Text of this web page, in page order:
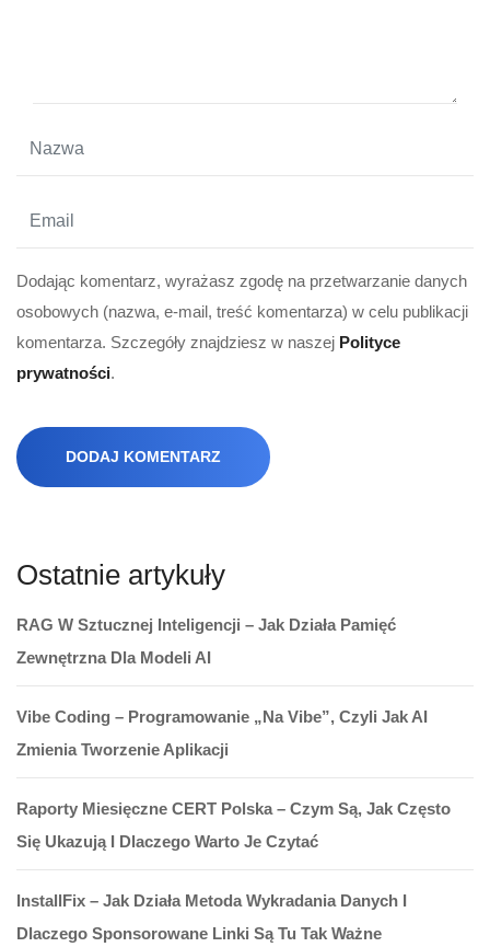
Dodając komentarz, wyrażasz zgodę na przetwarzanie danych
osobowych (nazwa, e-mail, treść komentarza) w celu publikacji
komentarza. Szczegóły znajdziesz w naszej Polityce
prywatności.
DODAJ KOMENTARZ
Ostatnie artykuły
RAG W Sztucznej Inteligencji – Jak Działa Pamięć
Zewnętrzna Dla Modeli AI
Vibe Coding – Programowanie „na Vibe”, Czyli Jak AI
Zmienia Tworzenie Aplikacji
Raporty Miesięczne CERT Polska – Czym Są, Jak Często
Się Ukazują I Dlaczego Warto Je Czytać
InstallFix – Jak Działa Metoda Wykradania Danych I
Dlaczego Sponsorowane Linki Są Tu Tak Ważne